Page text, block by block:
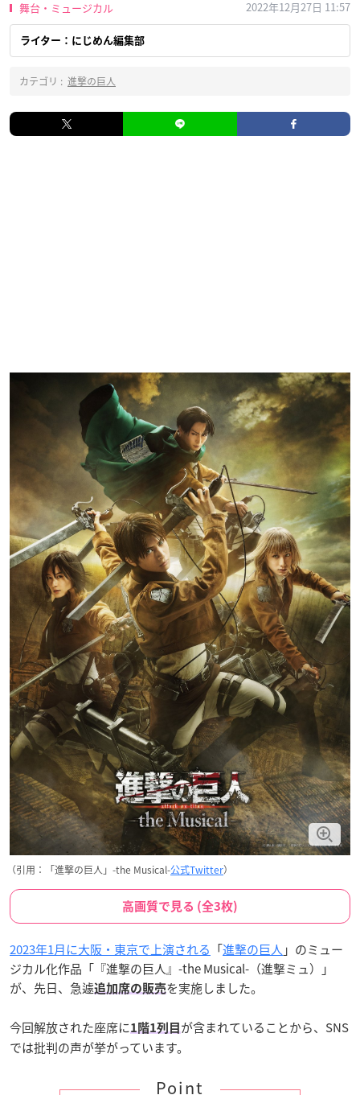
舞台・ミュージカル 2022年12月27日 11:57
ライター：にじめん編集部
カテゴリ : 進撃の巨人
（引用：「進撃の巨人」-the Musical-公式Twitter）
高画質で見る (全3枚)
2023年1月に大阪・東京で上演される 「進撃の巨人 」のミュー
ジカル化作品「『進撃の巨人』-the Musical-（進撃ミュ）」
が、先日、急遽追加席の販売を実施しました。
今回解放された座席に1階1列目 が含まれていることから、SNS
では批判の声が挙がっています。
Point